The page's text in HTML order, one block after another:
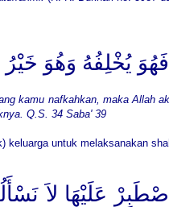
يُخْلِفُهُ وَهُوَ خَيْرُ
kamu nafkahkan, maka Allah
Q.S. 34 Saba' 39
keluarga untuk melaksanakan
عَلَيْهَا لاَ